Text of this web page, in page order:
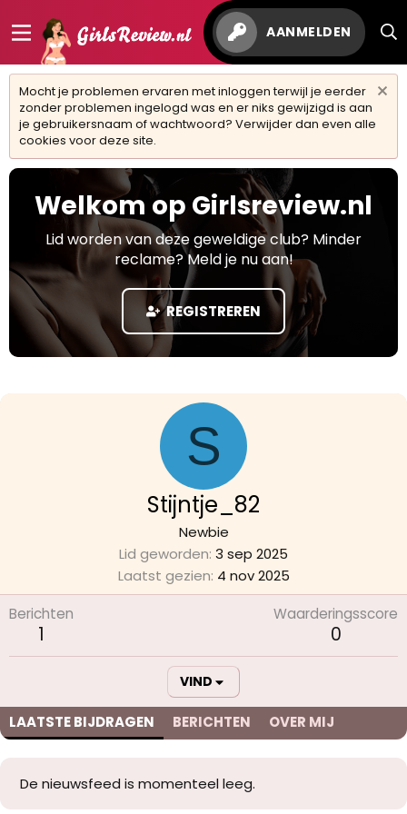
AANMELDEN
Mocht je problemen ervaren met inloggen terwijl je eerder
zonder problemen ingelogd was en er niks gewijzigd is aan
je gebruikersnaam of wachtwoord? Verwijder dan even alle
cookies voor deze site.
Welkom op Girlsreview.nl
Lid worden van deze geweldige club? Minder
reclame? Meld je nu aan!
REGISTREREN
S
Stijntje_82
Newbie
Lid geworden 3 sep 2025
Laatst gezien 4 nov 2025
Berichten
1
Waarderingsscore
0
VIND
LAATSTE BIJDRAGEN BERICHTEN OVER MIJ
De nieuwsfeed is momenteel leeg.